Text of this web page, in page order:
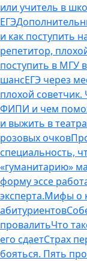
или учитель в
ЕГЭ
и как поступить
репетитор,
поступить в МГУ
шансЕГЭ через
плохой
ФИПИ и чем
и выжить в
розовых очков
специальность,
«гуманитарию»
форму эссе
эксперта.Мифы о
абитуриентов
провалитьЧто
его сдаетСтрах
бояться. Пять